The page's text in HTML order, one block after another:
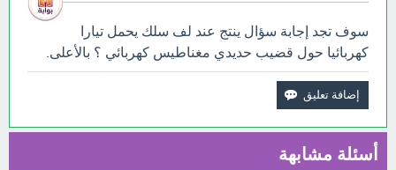
سوف تجد إجابة سؤال ينتج عند لف سلك يحمل تيارا
كهربائيا حول قضيب حديدي مغناطيس كهربائي ؟ بالأعلى.
أسئلة مشابهة